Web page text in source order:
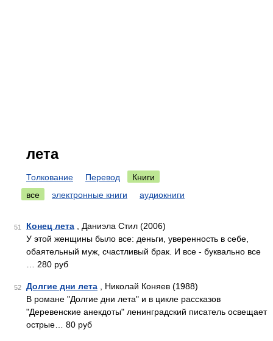
лета
Толкование Перевод
Книги
все
электронные книги аудиокниги
51 Конец лета , Даниэла Стил (2006)
У этой женщины было все: деньги, уверенность в себе,
обаятельный муж, счастливый брак. И все - буквально все
… 280 руб
52 Долгие дни лета , Николай Коняев (1988)
В романе "Долгие дни лета" и в цикле рассказов
"Деревенские анекдоты" ленинградский писатель освещает
острые… 80 руб